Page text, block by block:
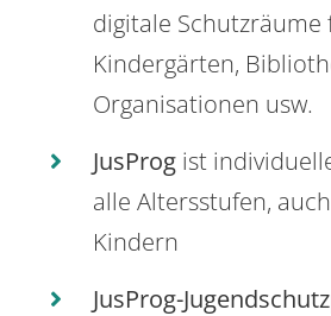
digitale Schutzräume
Kindergärten,
Organisationen usw.
JusProg ist
alle Altersstufen,
Kindern
JusProg-